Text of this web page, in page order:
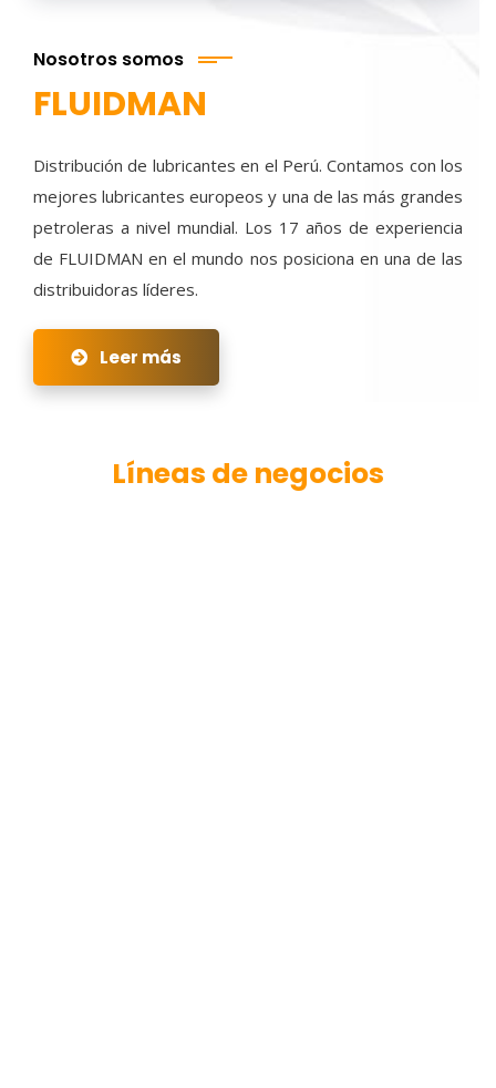
Nosotros somos
FLUIDMAN
Distribución de lubricantes en el Perú. Contamos con los
mejores lubricantes europeos y una de las más grandes
petroleras a nivel mundial. Los 17 años de experiencia
de FLUIDMAN en el mundo nos posiciona en una de las
distribuidoras líderes.
Leer más
Líneas de negocios